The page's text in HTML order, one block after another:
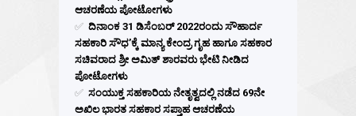
ಆಚರಣೆಯ ಪೋಟೋಗಳು
✅ ದಿನಾಂಕ 31 ಡಿಸೆಂಬರ್ 2022ರಂದು ಸೌಹಾರ್ದ
ಸಹಕಾರಿ ಸೌಧ’ಕ್ಕೆ ಮಾನ್ಯ ಕೇಂದ್ರ ಗೃಹ ಹಾಗೂ ಸಹಕಾರ
ಸಚಿವರಾದ ಶ್ರೀ ಅಮಿತ್ ಶಾರವರು ಭೇಟಿ ನೀಡಿದ
ಪೋಟೋಗಳು
✅ ಸಂಯುಕ್ತ ಸಹಕಾರಿಯ ನೇತೃತ್ವದಲ್ಲಿ ನಡೆದ 69ನೇ
ಅಖಿಲ ಭಾರತ ಸಹಕಾರ ಸಪ್ತಾಹ ಆಚರಣೆಯ